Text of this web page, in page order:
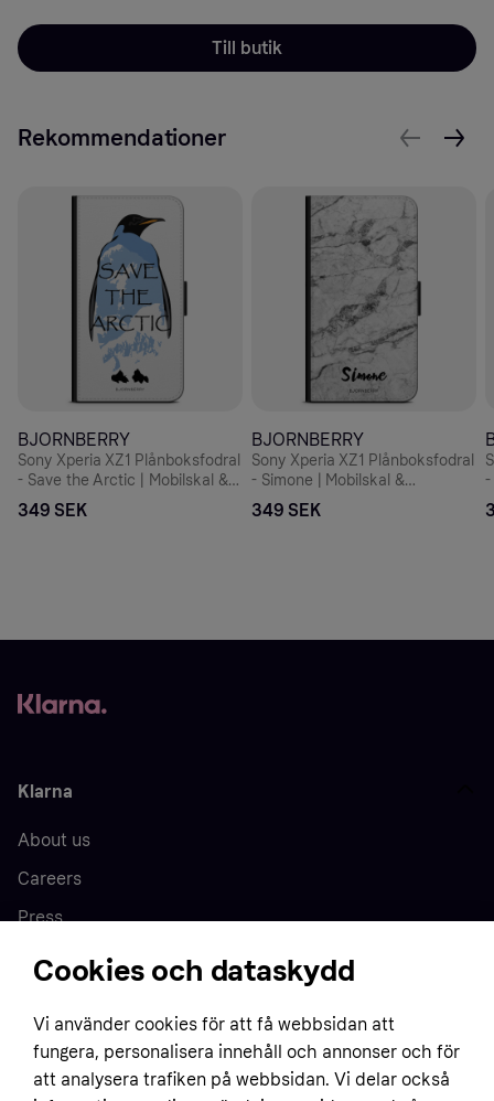
Till butik
Rekommendationer
BJORNBERRY
Sony Xperia XZ1 Plånboksfodral
- Save the Arctic | Mobilskal &
Mobilfodral BJORNBERRY
349 SEK
BJORNBERRY
Sony Xperia XZ1 Plånboksfodral
- Simone | Mobilskal &
Mobilfodral BJORNBERRY
349 SEK
-
Klarna
About us
Careers
Press
Customer service
Business
Cookies och dataskydd
Vi använder cookies för att få webbsidan att
fungera, personalisera innehåll och annonser och för
att analysera trafiken på webbsidan. Vi delar också